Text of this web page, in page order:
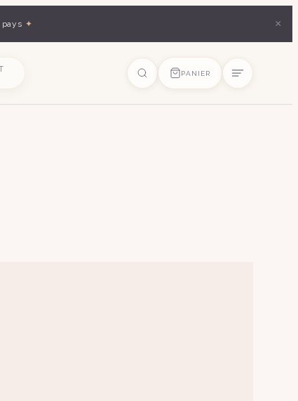
pays ✦ ×
PANIER